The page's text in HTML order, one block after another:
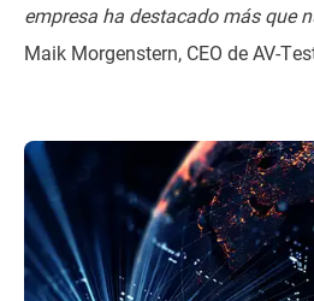
empresa ha destacado más que
Maik Morgenstern, CEO de AV-